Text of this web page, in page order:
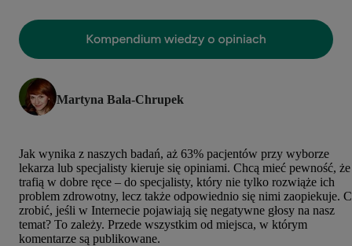
Martyna Bala-Chrupek
Jak wynika z naszych badań, aż 63% pacjentów przy wyborze
lekarza lub specjalisty kieruje się opiniami. Chcą mieć pewność, że
trafią w dobre ręce – do specjalisty, który nie tylko rozwiąże ich
problem zdrowotny, lecz także odpowiednio się nimi zaopiekuje.
zrobić, jeśli w Internecie pojawiają się negatywne głosy na nasz
temat? To zależy. Przede wszystkim od miejsca, w którym
komentarze są publikowane.